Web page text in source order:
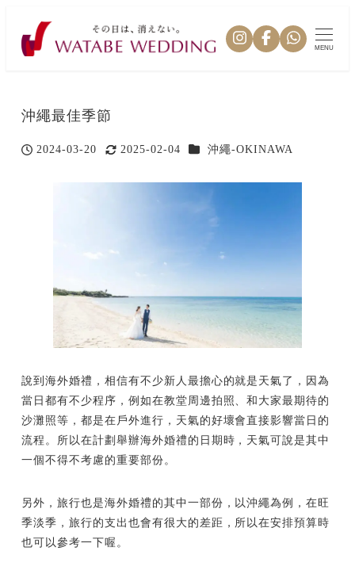
MENU
沖繩最佳季節
投稿日
2024-03-20
更新日
2025-02-04 カテゴリー
沖繩-OKINAWA
說到海外婚禮，相信有不少新人最擔心的就是天氣了，因為
當日都有不少程序，例如在教堂周邊拍照、和大家最期待的
沙灘照等，都是在戶外進行，天氣的好壞會直接影響當日的
流程。所以在計劃舉辦海外婚禮的日期時，天氣可說是其中
一個不得不考慮的重要部份。
另外，旅行也是海外婚禮的其中一部份，以沖繩為例，在旺
季淡季，旅行的支出也會有很大的差距，所以在安排預算時
也可以參考一下喔。